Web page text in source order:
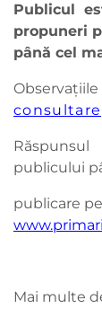
Publicul
propuneri
până cel
publicului
publicare
Mai multe